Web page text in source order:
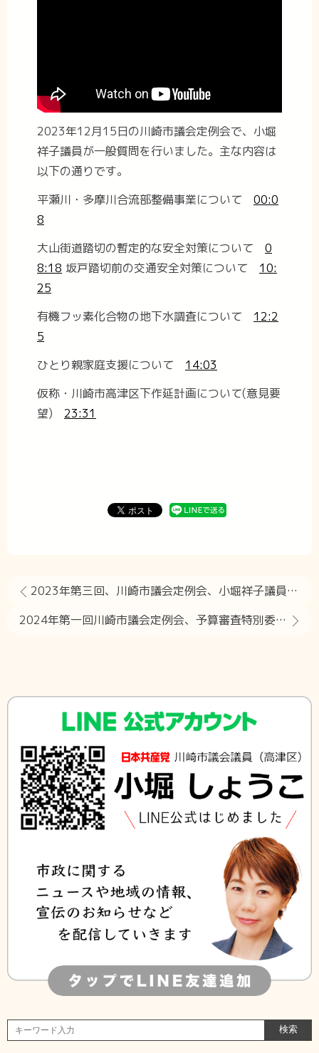
2023年12月15日の川崎市議会定例会で、小堀
祥子議員が一般質問を行いました。主な内容は
以下の通りです。
平瀬川・多摩川合流部整備事業について 00:0
8
大山街道踏切の暫定的な安全対策について 0
8:18 坂戸踏切前の交通安全対策について 10:
25
有機フッ素化合物の地下水調査について 12:2
5
ひとり親家庭支援について 14:03
仮称・川崎市高津区下作延計画について(意見要
望) 23:31
2023年第三回、川崎市議会定例会、小堀祥子議員の一般質問
2024年第一回川崎市議会定例会、予算審査特別委員会での質問